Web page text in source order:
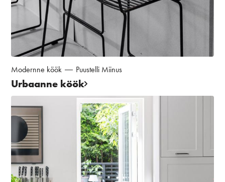
Modernne köök Puustelli Miinus
Urbaanne köök